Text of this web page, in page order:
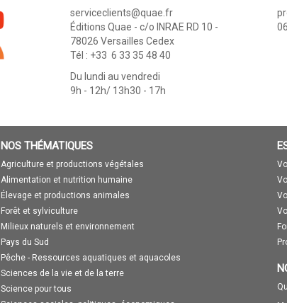
serviceclients@quae.fr
Éditions Quae - c/o INRAE RD 10 -
78026 Versailles Cedex
Tél : +33 6 33 35 48 40
Du lundi au vendredi
9h - 12h/ 13h30 - 17h
NOS THÉMATIQUES
Agriculture et productions végétales
Alimentation et nutrition humaine
Élevage et productions animales
Forêt et sylviculture
Milieux naturels et environnement
Pays du Sud
Pêche - Ressources aquatiques et aquacoles
Sciences de la vie et de la terre
Science pour tous